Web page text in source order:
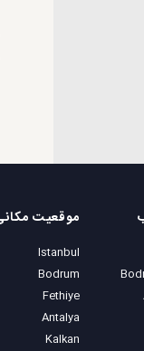
Istanbul
Bodrum
Fethiye
Antalya
Kalkan